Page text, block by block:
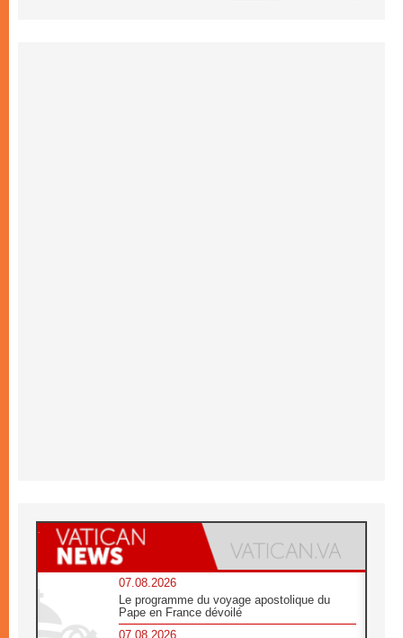
07.08.2026
Le programme du voyage apostolique du
Pape en France dévoilé
07.08.2026